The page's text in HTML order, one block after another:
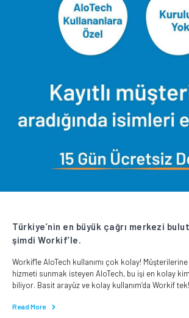
Türkiye’nin en büyük çağrı merkezi
şimdi Workif’le.
Workif'le AloTech kullanımı çok kolay!
hizmeti sunmak isteyen AloTech, bu işi en kolay
biliyor. Basit arayüz ve kolay kullanım’da Workif tek!
Read More